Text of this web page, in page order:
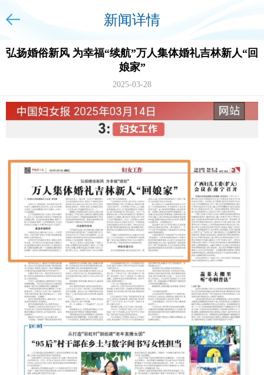
新闻详情
弘扬婚俗新风 为幸福“续航”万人集体婚礼吉林新人“回
娘家”
2025-03-28